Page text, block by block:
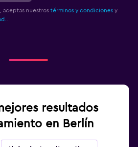
aceptas nuestros términos y condiciones y
resultados
en Berlín